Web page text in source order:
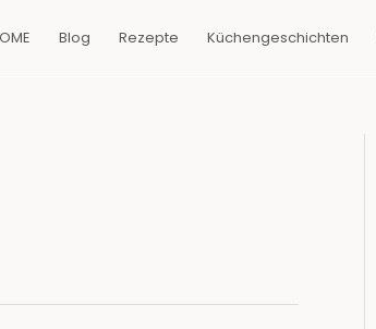
Blog Rezepte Küchengeschichten